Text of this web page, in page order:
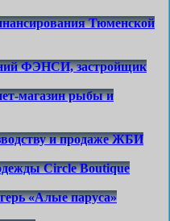
Тюменской
ФЭНСИ, застройщик
магазин рыбы и
и продаже ЖБИ
Circle Boutique
«Алые паруса»